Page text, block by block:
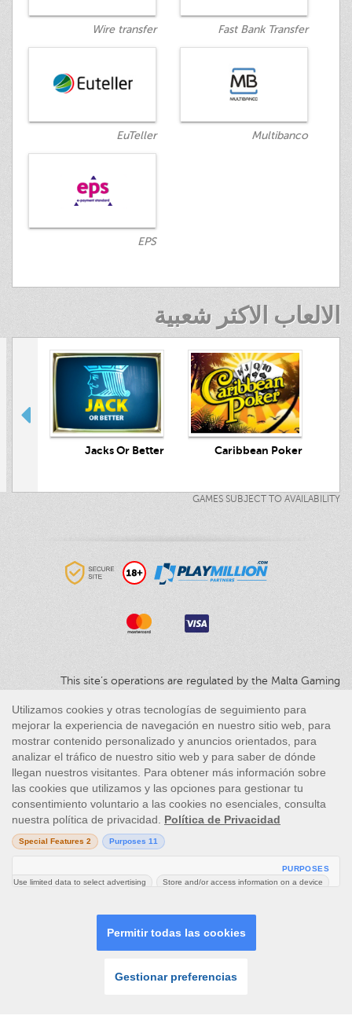
Wire transfer Fast Bank Transfer
EuTeller Multibanco
EPS
الالعاب الاكثر شعبية
Caribbean Poker
Jacks Or Better
GAMES SUBJECT TO AVAILABILITY
This site’s operations are regulated by the Malta Gaming
Level G, Quantum House, 75, Abate Rigord Street, Ta’ Xbiex, XBX
1120, Malta, under the gaming license issued by the Malta
Gaming Authority (license number MGA/CRP/171/2009/01)
issued on 1 August 2018.
Gambling can be addictive, please play responsibly.
Please note that all game images and provider icons displayed on
games shown may not be live or available on the logged-in
platform for your country or account.